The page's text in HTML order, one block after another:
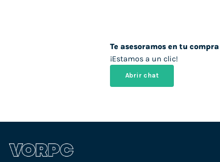
Te asesoramos en tu compra
¡Estamos a un clic!
Abrir chat